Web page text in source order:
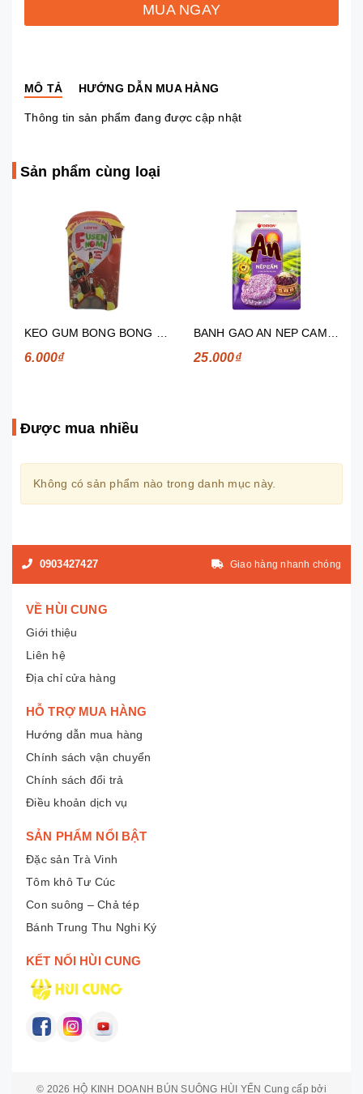
MUA NGAY
MÔ TẢ HƯỚNG DẪN MUA HÀNG
Thông tin sản phẩm đang được cập nhật
Sản phẩm cùng loại
KEO GUM BONG BONG FUSEN NOMI HUONG COCA CHANH 13.8G
6.000₫
BANH GAO AN NEP CAM 151.2G
25.000₫
Được mua nhiều
Không có sản phẩm nào trong danh mục này.
0903427427 Giao hàng nhanh chóng
VỀ HÙI CUNG
Giới thiệu
Liên hệ
Địa chỉ cửa hàng
HỖ TRỢ MUA HÀNG
Hướng dẫn mua hàng
Chính sách vận chuyển
Chính sách đổi trả
Điều khoản dịch vụ
SẢN PHẨM NỔI BẬT
Đặc sản Trà Vinh
Tôm khô Tư Cúc
Con suông – Chả tép
Bánh Trung Thu Nghi Ký
KẾT NỐI HÙI CUNG
© 2026 HỘ KINH DOANH BÚN SUÔNG HÙI YẾN Cung cấp bởi